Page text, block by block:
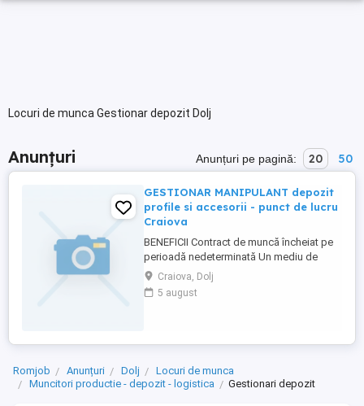
Locuri de munca Gestionar depozit Dolj
Anunțuri Anunțuri pe pagină: 20 50
GESTIONAR MANIPULANT depozit
profile si accesorii - punct de lucru
Craiova
BENEFICII Contract de muncă încheiat pe
perioadă nedeterminată Un mediu de
lucru dinamic și suportiv perioada de
training pentru a prelua standardele de
competență și calitate a companiei - e
Studii ...
Craiova, Dolj
5 august
Romjob Anunțuri Dolj
Locuri de munca
Muncitori productie - depozit - logistica
Gestionari depozit